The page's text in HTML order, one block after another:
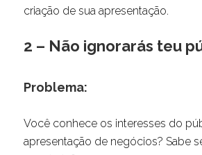
criação de sua apresentação.
2 – Não ignorarás teu
Problema:
Você conhece os interesses do
apresentação de negócios? Sabe